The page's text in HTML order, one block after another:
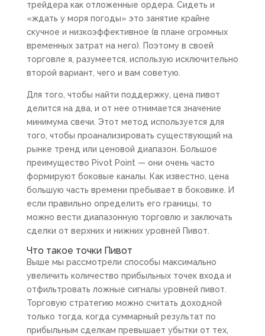
трейдера как отложенные ордера. Сидеть и
«ждать у моря погоды» это занятие крайне
скучное и низкоэффективное (в плане огромных
временных затрат на него). Поэтому в своей
торговле я, разумеется, использую исключительно
второй вариант, чего и вам советую.
Для того, чтобы найти поддержку, цена пивот
делится на два, и от нее отнимается значение
минимума свечи. Этот метод используется для
того, чтобы проанализировать существующий на
рынке тренд или ценовой диапазон. Большое
преимущество Pivot Point — они очень часто
формируют боковые каналы. Как известно, цена
большую часть времени пребывает в боковике. И
если правильно определить его границы, то
можно вести диапазонную торговлю и заключать
сделки от верхних и нижних уровней Пивот.
Что такое точки Пивот
Выше мы рассмотрели способы максимально
увеличить количество прибыльных точек входа и
отфильтровать ложные сигналы уровней пивот.
Торговую стратегию можно считать доходной
только тогда, когда суммарный результат по
прибыльным сделкам превышает убытки от тех,